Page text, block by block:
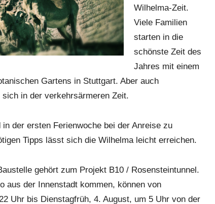
Wilhelma-Zeit.
Viele Familien
starten in die
schönste Zeit des
Jahres mit einem
Gartens in Stuttgart. Aber auch
in der verkehrsärmeren Zeit.
der ersten Ferienwoche bei der Anreise zu
Tipps lässt sich die Wilhelma leicht erreichen.
gehört zum Projekt B10 / Rosensteintunnel.
aus der Innenstadt kommen, können von
Uhr bis Dienstagfrüh, 4. August, um 5 Uhr von der